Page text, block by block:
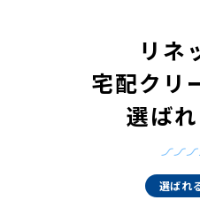
リネ
宅配クリ
選ば
選ばれ